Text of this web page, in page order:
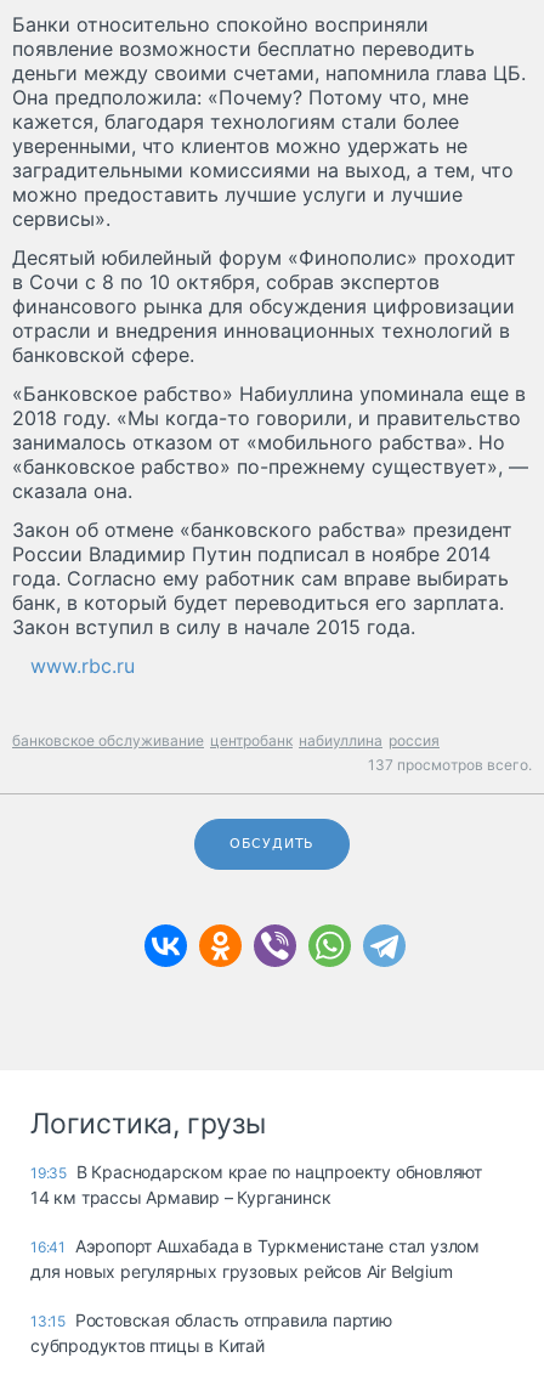
Банки относительно спокойно восприняли
появление возможности бесплатно переводить
деньги между своими счетами, напомнила глава ЦБ.
Она предположила: «Почему? Потому что, мне
кажется, благодаря технологиям стали более
уверенными, что клиентов можно удержать не
заградительными комиссиями на выход, а тем, что
можно предоставить лучшие услуги и лучшие
сервисы».
Десятый юбилейный форум «Финополис» проходит
в Сочи с 8 по 10 октября, собрав экспертов
финансового рынка для обсуждения цифровизации
отрасли и внедрения инновационных технологий в
банковской сфере.
«Банковское рабство» Набиуллина упоминала еще в
2018 году. «Мы когда-то говорили, и правительство
занималось отказом от «мобильного рабства». Но
«банковское рабство» по-прежнему существует», —
сказала она.
Закон об отмене «банковского рабства» президент
России Владимир Путин подписал в ноябре 2014
года. Согласно ему работник сам вправе выбирать
банк, в который будет переводиться его зарплата.
Закон вступил в силу в начале 2015 года.
www.rbc.ru
банковское обслуживание центробанк набиуллина россия
137 просмотров всего.
ОБСУДИТЬ
Логистика, грузы
19:35 В Краснодарском крае по нацпроекту обновляют
14 км трассы Армавир – Курганинск
16:41
Аэропорт Ашхабада в Туркменистане стал узлом
для новых регулярных грузовых рейсов Air Belgium
13:15 Ростовская область отправила партию
субпродуктов птицы в Китай